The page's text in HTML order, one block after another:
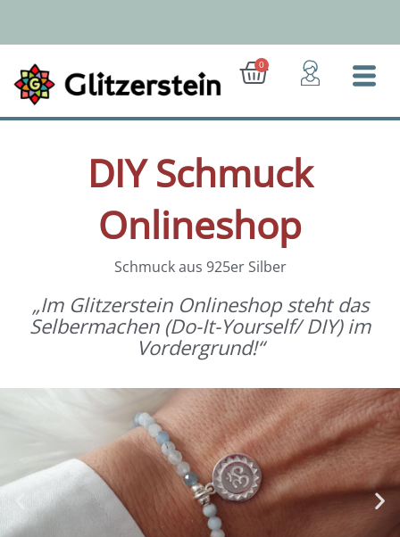
springen
0
Warenkorb
DIY Schmuck
Onlineshop
Schmuck aus 925er Silber
„Im Glitzerstein Onlineshop steht das
Selbermachen (Do-It-Yourself/ DIY) im
Vordergrund!“